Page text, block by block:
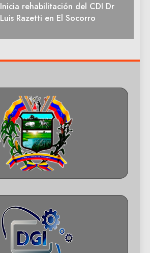
Inicia rehabilitación del CDI Dr
Luis Razetti en El Socorro